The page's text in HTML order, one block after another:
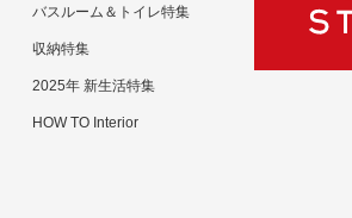
バスルーム＆トイレ特集
収納特集
2025年 新生活特集
HOW TO Interior